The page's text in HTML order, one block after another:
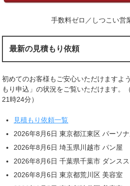
手数料ゼロ／しつこい営
最新の見積もり依頼
初めてのお客様もご安心いただけますよ
もり申込」の状況をご覧いただけます。
21時24分）
見積もり依頼一覧
2026年8月6日 東京都江東区 パーソ
2026年8月6日 埼玉県川越市 パン屋
2026年8月6日 千葉県千葉市 ダンス
2026年8月6日 東京都荒川区 美容室